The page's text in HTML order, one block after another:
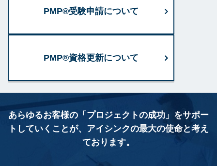
PMP®受験申請について
PMP®資格更新について
あらゆるお客様の「プロジェクトの成功」をサポー
トしていくことが、 アイシンクの最大の使命と考え
ております。